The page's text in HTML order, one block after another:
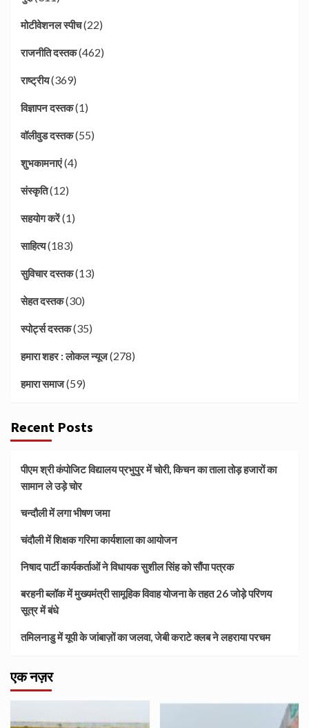
मोटीवेशनल स्पीच(22)
राजनीति दस्तक(462)
राष्ट्रीय(369)
विज्ञापन दस्तक(1)
वॉलीवुड दस्तक(55)
शुभकामनाएं(4)
संस्कृति(12)
सहयोग करें(1)
साहित्य(183)
सुविचार दस्तक(13)
सेहत दस्तक(30)
स्पोर्ट्स दस्तक(35)
हमारा शहर : लोकल न्यूज(278)
हमारा समाज(59)
Recent Posts
पीएम श्री कंपोजिट विद्यालय प्रभुपुर में चोरी, किचन का ताला तोड़ हजारों का
सामान ले उड़े चोर
चन्दौली में लगा भीषण जमा
चंदौली में शिक्षक गरिमा कार्यशाला का आयोजन
निषाद पार्टी कार्यकर्ताओं ने विधायक सुशील सिंह को सौंपा पत्रक
बरहनी ब्लॉक में मुख्यमंत्री सामूहिक विवाह योजना के तहत 26 जोड़े परिणय
सूत्र में बंधे
तमिलनाडु में यूपी के जांबाज़ों का जलवा, जेबी कराटे क्लब ने लहराया परचम
एक नज़र